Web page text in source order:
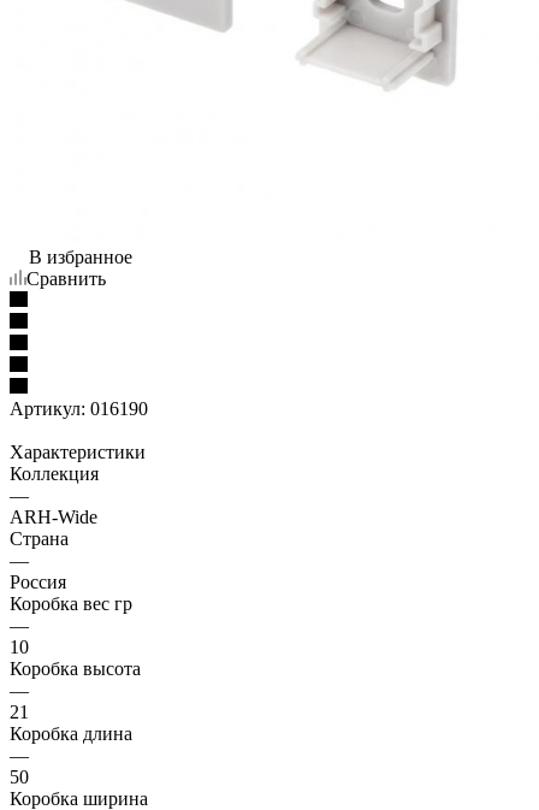
В избранное
Сравнить
Артикул: 016190
Характеристики
Коллекция
—
ARH-Wide
Страна
—
Россия
Коробка вес гр
—
10
Коробка высота
—
21
Коробка длина
—
50
Коробка ширина